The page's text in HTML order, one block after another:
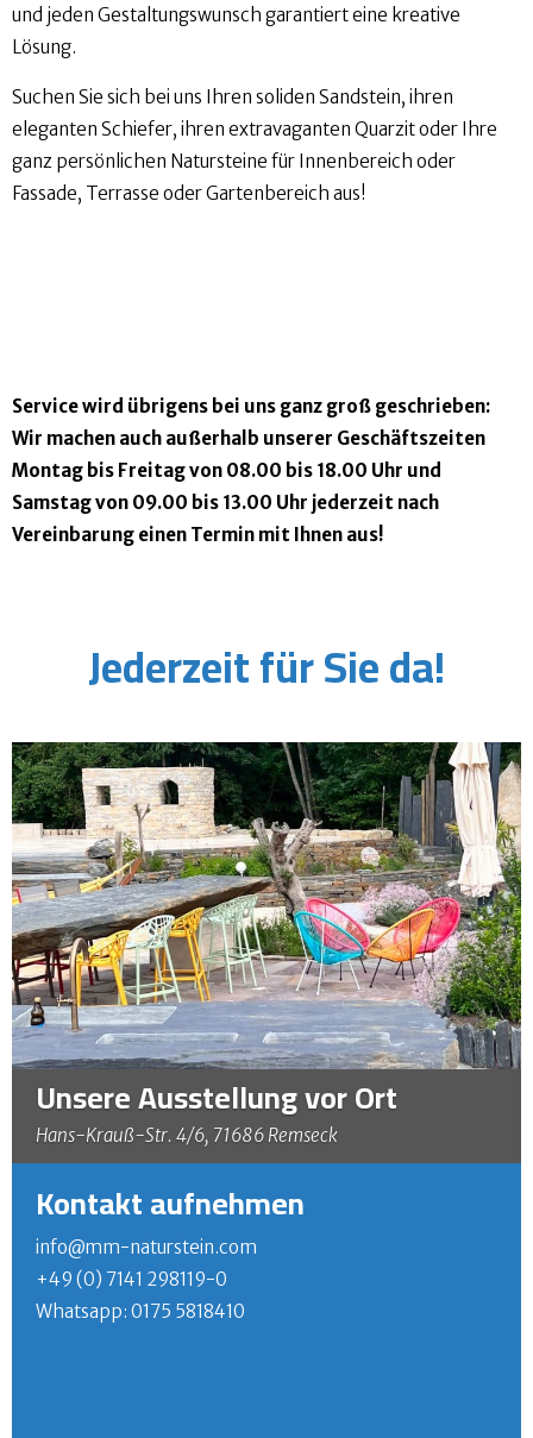
und jeden Gestaltungswunsch garantiert eine kreative
Lösung.
Suchen Sie sich bei uns Ihren soliden Sandstein, ihren
eleganten Schiefer, ihren extravaganten Quarzit oder Ihre
ganz persönlichen Natursteine für Innenbereich oder
Fassade, Terrasse oder Gartenbereich aus!
Service wird übrigens bei uns ganz groß geschrieben:
Wir machen auch außerhalb unserer Geschäftszeiten
Montag bis Freitag von 08.00 bis 18.00 Uhr und
Samstag von 09.00 bis 13.00 Uhr jederzeit nach
Vereinbarung einen Termin mit Ihnen aus!
Jederzeit für Sie da!
Unsere Ausstellung vor Ort
Hans-Krauß-Str. 4/6, 71686 Remseck
Kontakt aufnehmen
info@mm-naturstein.com
+49 (0) 7141 298119-0
Whatsapp: 0175 5818410